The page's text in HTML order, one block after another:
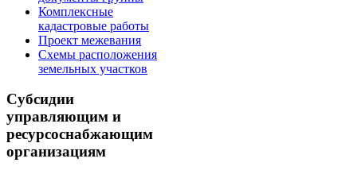
Комплексные
кадастровые работы
Проект межевания
Схемы расположения
земельных участков
Субсидии
управляющим и
ресурсоснабжающим
организациям